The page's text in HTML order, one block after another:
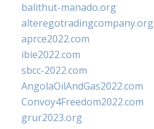
balithut-manado.org
alteregotradingcompany.org
aprce2022.com
ibie2022.com
sbcc-2022.com
AngolaOilAndGas2022.com
Convoy4Freedom2022.com
grur2023.org